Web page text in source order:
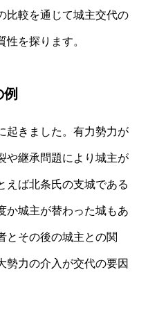
比較を通じて城主交代の
を探ります。
起きました。有力勢力が
や継承問題により城主が
えば北条氏の支城である
か城主が替わった城もあ
とその後の城主との関
勢力の介入が交代の要因